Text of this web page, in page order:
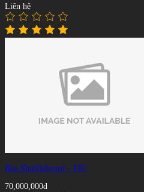
Liên hệ
Bàn Shuffleboard - T05
70,000,000đ